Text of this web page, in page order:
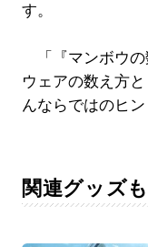
す。
「『マンボウ
ウェアの数え方
んならではのヒン
関連グッズ